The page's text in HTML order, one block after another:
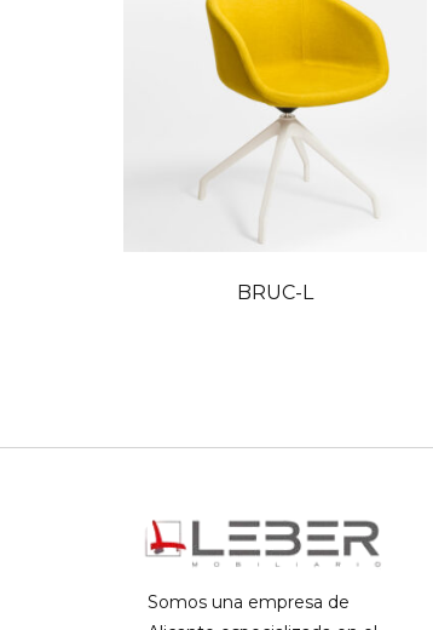
BRUC-L
Somos una empresa de